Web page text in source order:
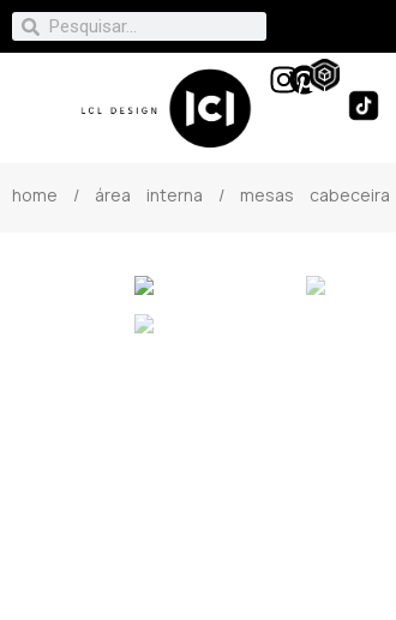
home / área interna / mesas cabeceira